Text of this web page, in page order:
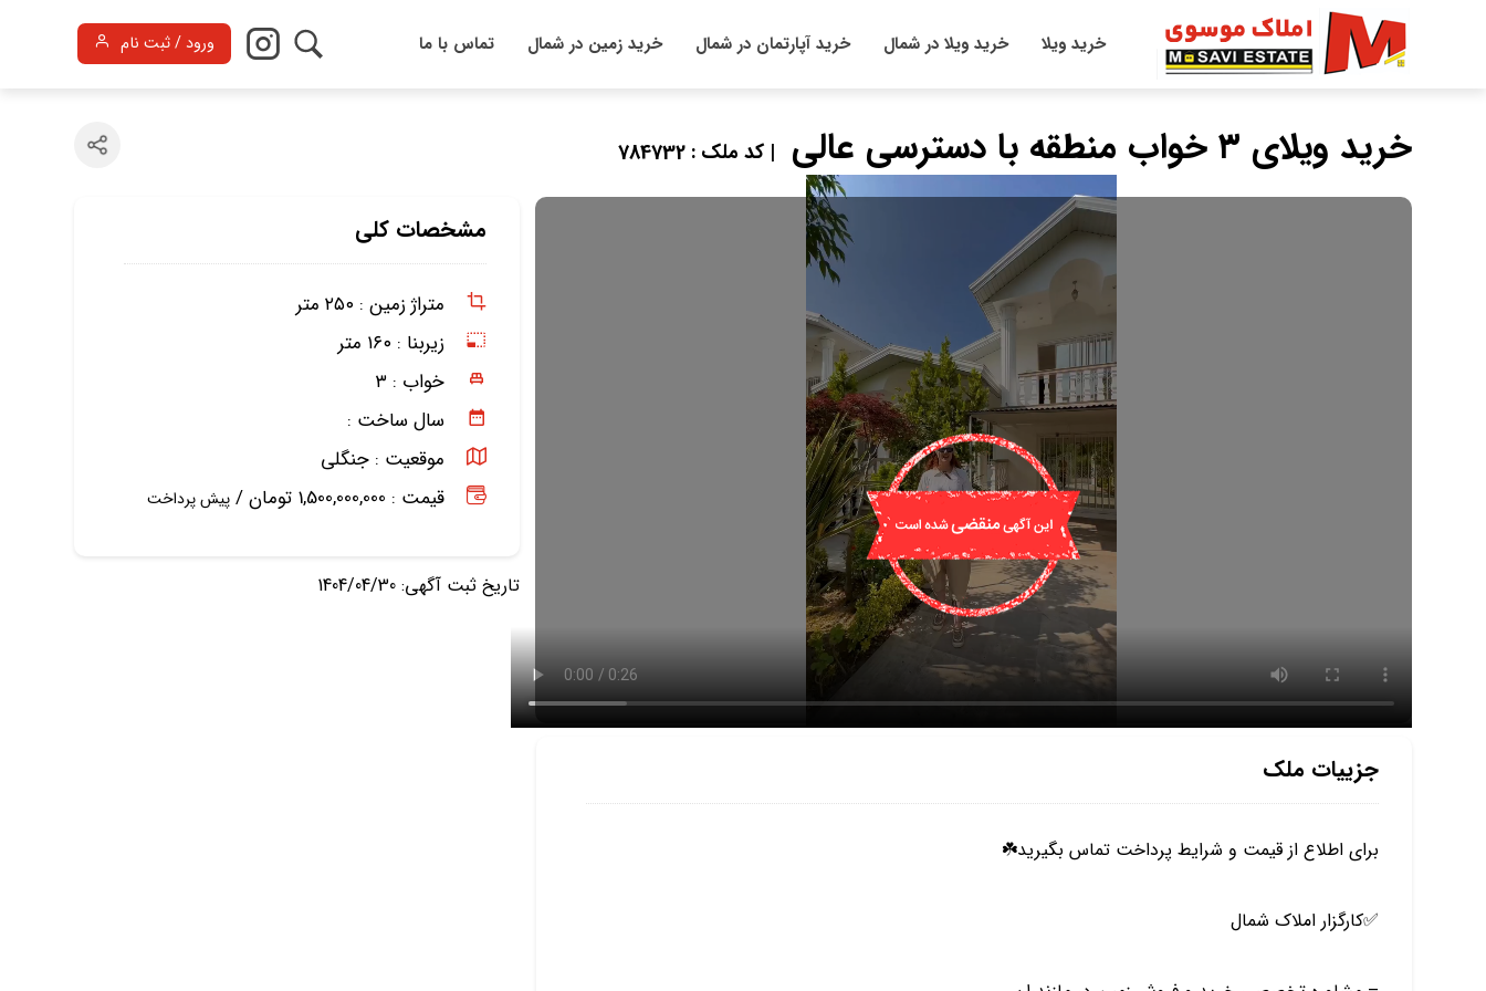
خرید ویلا خرید ویلا در شمال خرید آپارتمان در شمال خرید زمین در شمال تماس با ما ورود / ثبت نام
خرید ویلای ۳ خواب منطقه با دسترسی عالی | کد ملک : 784732
مشخصات کلی
متراژ زمین : ۲۵۰ متر
زیربنا : ۱۶۰ متر
خواب : ۳
سال ساخت :
موقعیت : جنگلی
قیمت : 1,500,000,000 تومان /
پیش پرداخت
تاریخ ثبت آگهی: 1404/04/30
جزییات ملک
برای اطلاع از قیمت و شرایط پرداخت تماس بگیرید☘️
✅️کارگزار املاک شمال